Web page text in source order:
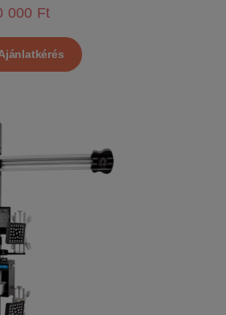
000 Ft